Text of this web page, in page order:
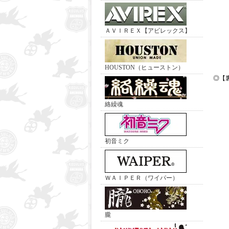
ＡＶＩＲＥＸ【アビレックス】
HOUSTON（ヒューストン）
絡繰魂
初音ミク
ＷＡＩＰＥＲ（ワイパー）
朧
◎【